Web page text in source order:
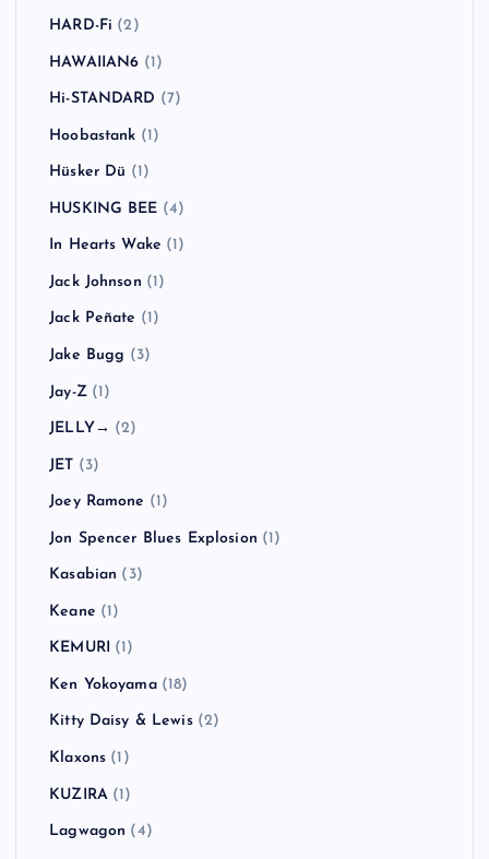
HARD-Fi (2)
HAWAIIAN6 (1)
Hi-STANDARD (7)
Hoobastank (1)
Hüsker Dü (1)
HUSKING BEE (4)
In Hearts Wake (1)
Jack Johnson (1)
Jack Peñate (1)
Jake Bugg (3)
Jay-Z(1)
JELLY→ (2)
JET (3)
Joey Ramone (1)
Jon Spencer Blues Explosion (1)
Kasabian (3)
Keane (1)
KEMURI (1)
Ken Yokoyama(18)
Kitty Daisy & Lewis(2)
Klaxons (1)
KUZIRA(1)
Lagwagon (4)